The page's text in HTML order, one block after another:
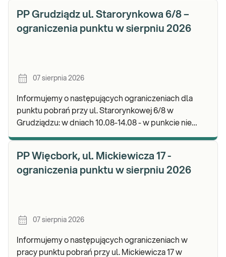
PP Grudziądz ul. Starorynkowa 6/8 –
ograniczenia punktu w sierpniu 2026
07 sierpnia 2026
Informujemy o następujących ograniczeniach dla
punktu pobrań przy ul. Starorynkowej 6/8 w
Grudziądzu: w dniach 10.08-14.08 - w punkcie nie
PP Więcbork, ul. Mickiewicza 17 -
ograniczenia punktu w sierpniu 2026
07 sierpnia 2026
Informujemy o następujących ograniczeniach w
pracy punktu pobrań przy ul. Mickiewicza 17 w